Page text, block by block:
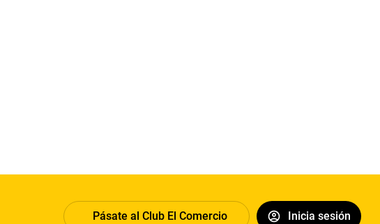
Pásate al Club El Comercio Inicia sesión